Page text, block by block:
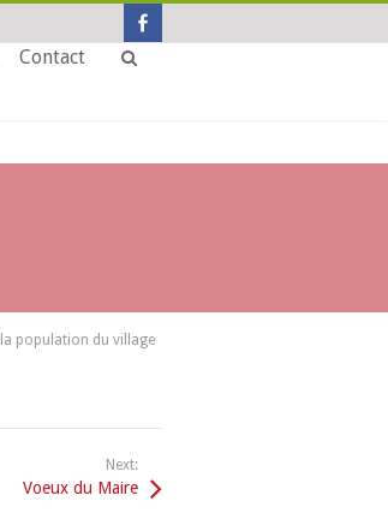
Contact
la population du village
Next:
Voeux du Maire